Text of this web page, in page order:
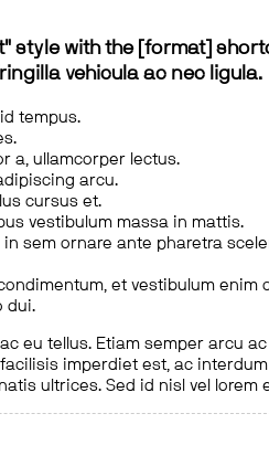
style with the [format]
vehicula ac nec ligula.
tempus.
a, ullamcorper lectus.
arcu.
cursus et.
vestibulum massa in mattis.
sem ornare ante pharetra
et vestibulum enim
dui.
eu tellus. Etiam semper arcu
imperdiet est, ac
ultrices. Sed id nisl vel lorem